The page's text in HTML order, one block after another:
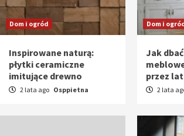
Dom i ogród
Inspirowane naturą:
płytki ceramiczne
imitujące drewno
2 lata ago Osppietna
Dom i
Jak
przez
2 lata